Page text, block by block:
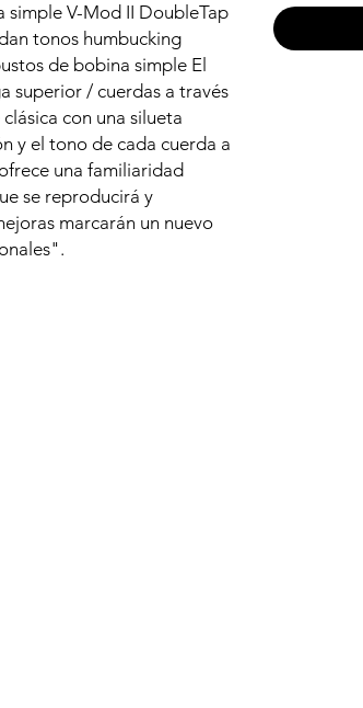
simple V-Mod II DoubleTap
tonos humbucking
de bobina simple El
superior / cuerdas a través
con una silueta
y el tono de cada cuerda a
una familiaridad
se reproducirá y
marcarán un nuevo